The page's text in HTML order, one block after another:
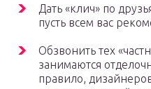
Дать «клич» по
пусть всем вас
Обзвонить тех
занимаются
правило,